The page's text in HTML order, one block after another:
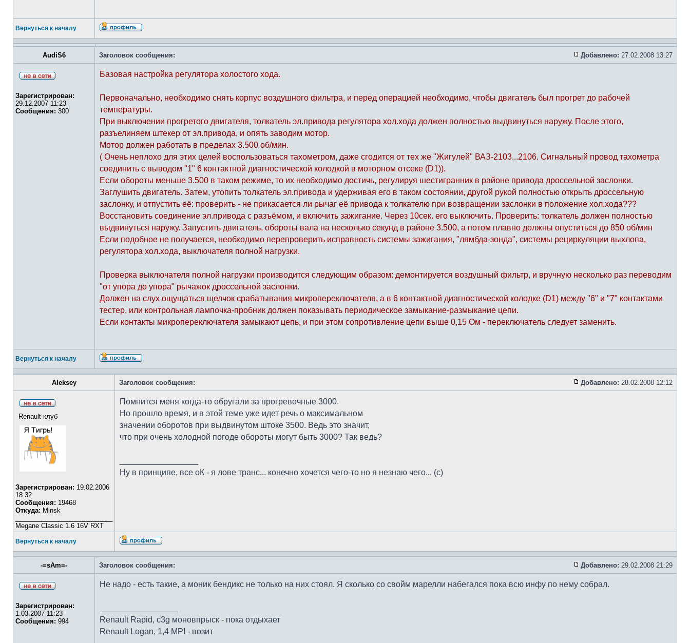
Вернуться к началу
AudiS6 Заголовок сообщения: Добавлено: 27.02.2008 13:27
Зарегистрирован:
29.12.2007 11:23
Сообщения: 300
Базовая настройка регулятора холостого хода.
Первоначально, необходимо снять корпус воздушного фильтра, и перед операцией необходимо, чтобы двигатель был прогрет до рабочей
температуры.
При выключении прогретого двигателя, толкатель эл.привода регулятора хол.хода должен полностью выдвинуться наружу. После этого,
разъелиняем штекер от эл.привода, и опять заводим мотор.
Мотор должен работать в пределах 3.500 об/мин.
( Очень неплохо для этих целей воспользоваться тахометром, даже сгодится от тех же "Жигулей" ВАЗ-2103...2106. Сигнальный провод тахометра
соединить с выводом "1" 6 контактной диагностической колодкой в моторном отсеке (D1)).
Если обороты меньше 3.500 в таком режиме, то их необходимо достичь, регулируя шестигранник в районе привода дроссельной заслонки.
Заглушить двигатель. Затем, утопить толкатель эл.привода и удерживая его в таком состоянии, другой рукой полностью открыть дроссельную
заслонку, и отпустить её: проверить - не прикасается ли рычаг её привода к толкателю при возвращении заслонки в положение хол.хода???
Восстановить соединение эл.привода с разъёмом, и включить зажигание. Через 10сек. его выключить. Проверить: толкатель должен полностью
выдвинуться наружу. Запустить двигатель, обороты вала на несколько секунд в районе 3.500, а потом плавно должны опуститься до 850 об/мин
Если подобное не получается, необходимо перепроверить исправность системы зажигания, "лямбда-зонда", системы рециркуляции выхлопа,
регулятора хол.хода, выключателя полной нагрузки.
Проверка выключателя полной нагрузки производится следующим образом: демонтируется воздушный фильтр, и вручную несколько раз переводим
"от упора до упора" рычажок дроссельной заслонки.
Должен на слух ощущаться щелчок срабатывания микропереключателя, а в 6 контактной диагностической колодке (D1) между "6" и "7" контактами
тестер, или контрольная лампочка-пробник должен показывать периодическое замыкание-размыкание цепи.
Если контакты микропереключателя замыкают цепь, и при этом сопротивление цепи выше 0,15 Ом - переключатель следует заменить.
Вернуться к началу
Aleksey Заголовок сообщения: Добавлено: 28.02.2008 12:12
Renault-клуб
Зарегистрирован: 19.02.2006
18:32
Сообщения: 19468
Откуда: Minsk
Megane Classic 1.6 16V RXT
Помнится меня когда-то обругали за прогревочные 3000.
Но прошло время, и в этой теме уже идет речь о максимальном
значении оборотов при выдвинутом штоке 3500. Ведь это значит,
что при очень холодной погоде обороты могут быть 3000? Так ведь?
Ну в принципе, все оК - я лове транс... конечно хочется чего-то но я незнаю чего... (с)
Вернуться к началу
-=sAm=- Заголовок сообщения: Добавлено: 29.02.2008 21:29
Зарегистрирован:
1.03.2007 11:23
Сообщения: 994
Не надо - есть такие, а моник бендикс не только на них стоял. Я сколько со свойм марелли набегался пока всю инфу по нему собрал.
Renault Rapid, c3g моновпрыск - пока отдыхает
Renault Logan, 1,4 MPI - возит